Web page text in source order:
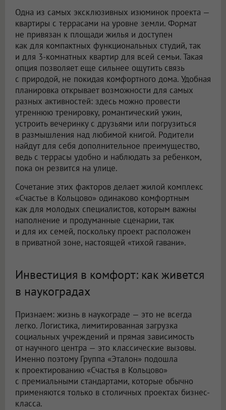
Одна из самых эксклюзивных изюминок проекта —
квартиры с террасами на уровне земли. Формат
не привязан к площади жилья и доступен
как для компактных функциональных студий, так
и для 3-комнатных квартир для всей семьи. Такая
опция позволяет еще сильнее ощутить связь
с природой, не покидая комфортного дома. Удобная
планировка открывает возможности для самых
разных активностей: здесь можно провести
утреннюю тренировку, романтический ужин,
устроить вечеринку с друзьями или погрузиться
в размышления над любимой книгой. Родители
найдут для себя дополнительное преимущество,
ведь с террасы удобно и наблюдать за ребенком,
пока он резвится на улице.
Сочетание этих факторов делает жилой комплекс
«Счастье в Кольцово» одинаково комфортным
как для молодых специалистов, которым важны
наполнение и продуманные сценарии, так
и для их семей, поскольку проект расположен
в приватной зоне, настоящей «тихой гавани».
Инвестиция в комфорт: как живется
в наукоградах
Признаем: жизнь в наукограде — это не всегда
легко. Логистика, лимитированная загрузка
социальных учреждений и прямая зависимость
от научного центра — это классические вызовы.
Именно поэтому Группа «Эталон» подошла
к проектированию «Счастья в Кольцово»
с премиальными стандартами, которые обычно
применяются только в столичных проектах бизнес-
класса.